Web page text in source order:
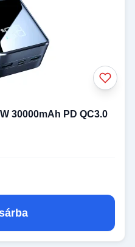
30000mAh PD QC3.0